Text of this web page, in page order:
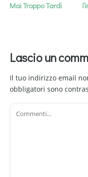
Mai Troppo Tardi
Lascio un
Il tuo indirizzo email
obbligatori sono